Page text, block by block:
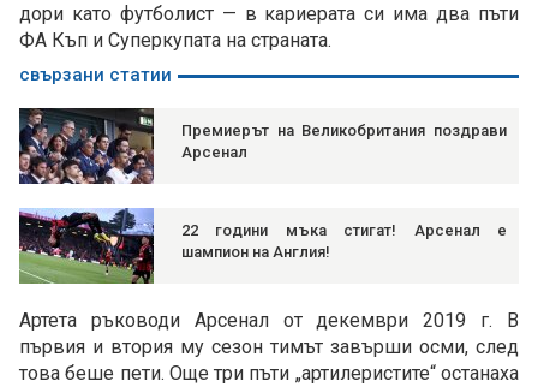
дори като футболист — в кариерата си има два пъти
ФА Къп и Суперкупата на страната.
свързани статии
Премиерът на Великобритания поздрави
Арсенал
22 години мъка стигат! Арсенал е
шампион на Англия!
Артета ръководи Арсенал от декември 2019 г. В
първия и втория му сезон тимът завърши осми, след
това беше пети. Още три пъти „артилеристите“ останаха